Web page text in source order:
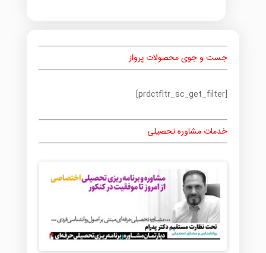
جست و جوی محصولات پرواز
[prdctfltr_sc_get_filter]
خدمات مشاوره تحصیلی